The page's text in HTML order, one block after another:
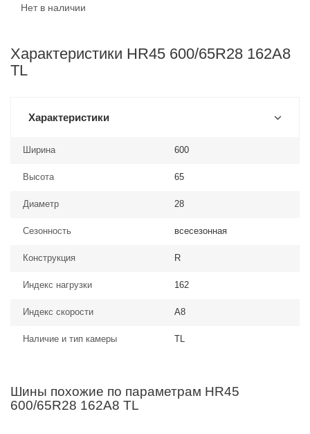
Нет в наличии
Характеристики HR45 600/65R28 162A8
TL
Характеристики
Ширина 600
Высота 65
Диаметр 28
Сезонность всесезонная
Конструкция R
Индекс нагрузки 162
Индекс скорости A8
Наличие и тип камеры TL
Шины похожие по параметрам HR45
600/65R28 162A8 TL